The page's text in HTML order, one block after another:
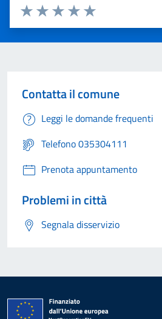
Valuta 5 stelle su 5
Valuta 4 stelle su 5
Valuta 3 stelle su 5
Valuta 2 stelle su 5
Valuta 1 stelle su 5
Contatta il comune
Leggi le domande frequenti
Telefono 035304111
Prenota appuntamento
Problemi in città
Segnala disservizio